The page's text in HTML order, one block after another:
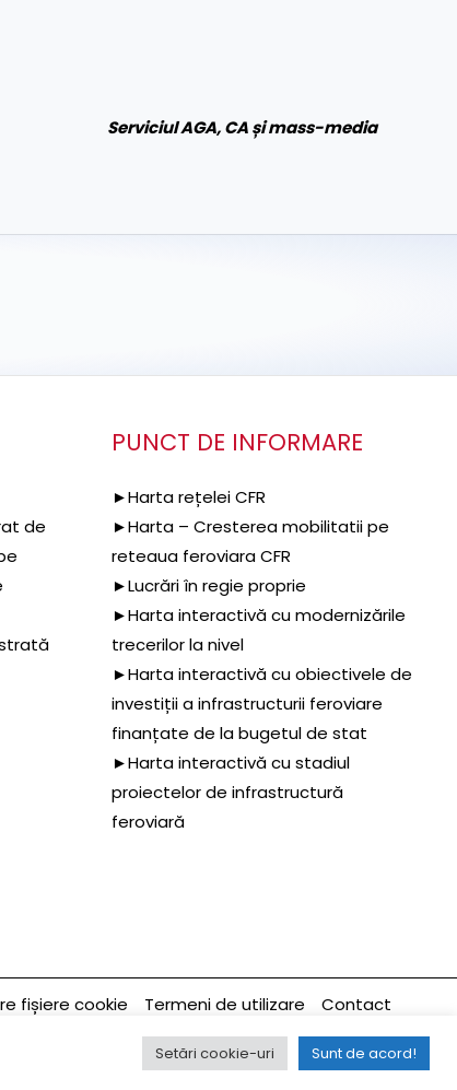
Serviciul AGA, CA și mass-media
de
PUNCT DE INFORMARE
►Harta rețelei CFR
►Harta – Cresterea mobilitatii pe
reteaua feroviara CFR
►Lucrări în regie proprie
►Harta interactivă cu modernizările
trecerilor la nivel
►Harta interactivă cu obiectivele de
investiții a infrastructurii feroviare
finanțate de la bugetul de stat
►Harta interactivă cu stadiul
proiectelor de infrastructură
feroviară
fișiere cookie Termeni de utilizare Contact
modificare a paginii 27/03/2025
Setări cookie-uri Sunt de acord!